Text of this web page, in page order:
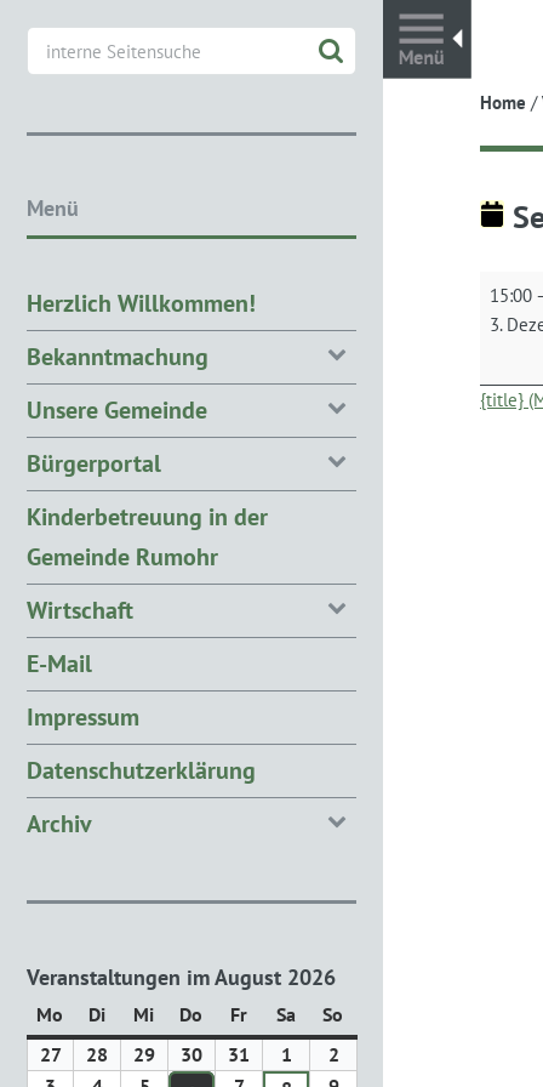
Home /
15:00
3.
{title}
Menü
Herzlich Willkommen!
Bekanntmachung
Unsere Gemeinde
Bürgerportal
Kinderbetreuung in der
Gemeinde Rumohr
Wirtschaft
E-Mail
Impressum
Datenschutzerklärung
Archiv
Veranstaltungen im August 2026
Mo Montag
DiDienstag
Mi Mittwoch
Do Donnerstag
FrFreitag
Sa Samstag
So
2727. 28 29 30 31 1 2